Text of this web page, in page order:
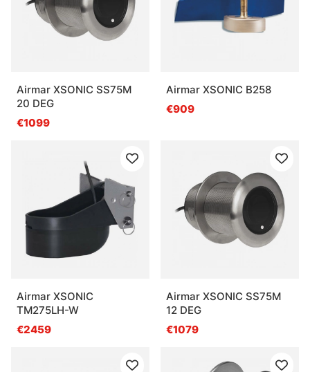
Airmar XSONIC SS75M
20 DEG
€1099
Airmar XSONIC B258
€909
Airmar XSONIC
TM275LH-W
€2459
Airmar XSONIC SS75M
12 DEG
€1079